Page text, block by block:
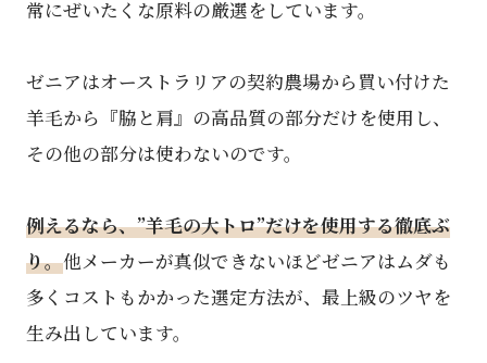
常にぜいたくな原料の厳選をしています。
ゼニアはオーストラリアの契約農場から買い付けた
羊毛から『脇と肩』の高品質の部分だけを使用し、
その他の部分は使わないのです。
例えるなら、”羊毛の大トロ”だけを使用する徹底ぶ
り。他メーカーが真似できないほどゼニアはムダも
多くコストもかかった選定方法が、最上級のツヤを
生み出しています。